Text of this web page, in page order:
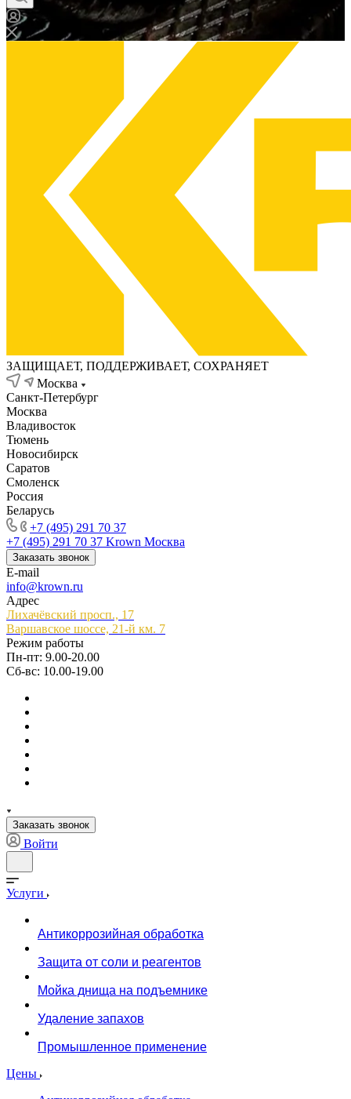
ЗАЩИЩАЕТ, ПОДДЕРЖИВАЕТ, СОХРАНЯЕТ
Москва
Санкт-Петербург
Москва
Владивосток
Тюмень
Новосибирск
Саратов
Смоленск
Россия
Беларусь
+7 (495) 291 70 37
+7 (495) 291 70 37 Krown Москва
Заказать звонок
E-mail
info@krown.ru
Адрес
Лихачёвский просп., 17
Варшавское шоссе, 21-й км. 7
Режим работы
Пн-пт: 9.00-20.00
Сб-вс: 10.00-19.00
Заказать звонок
Войти
Услуги
Антикоррозийная обработка
Защита от соли и реагентов
Мойка днища на подъемнике
Удаление запахов
Промышленное применение
Цены